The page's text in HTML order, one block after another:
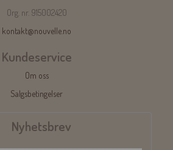
Org. nr. 915002420
kontakt@nouvelle.no
Kundeservice
Om oss
Salgsbetingelser
Nyhetsbrev